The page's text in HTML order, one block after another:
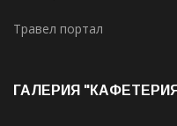
Травел портал
ГАЛЕРИЯ